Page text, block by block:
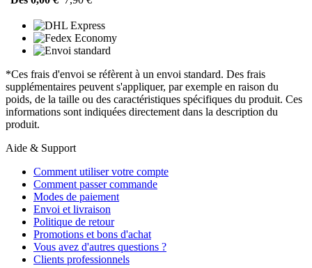
*Ces frais d'envoi se réfèrent à un envoi standard. Des frais
supplémentaires peuvent s'appliquer, par exemple en raison du
poids, de la taille ou des caractéristiques spécifiques du produit. Ces
informations sont indiquées directement dans la description du
produit.
Aide & Support
Comment utiliser votre compte
Comment passer commande
Modes de paiement
Envoi et livraison
Politique de retour
Promotions et bons d'achat
Vous avez d'autres questions ?
Clients professionnels